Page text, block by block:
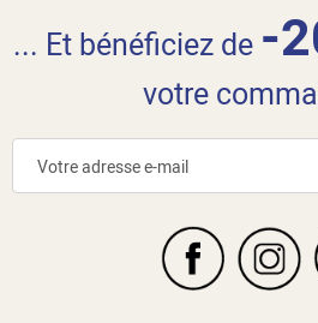
... Et bénéficiez de -
votre